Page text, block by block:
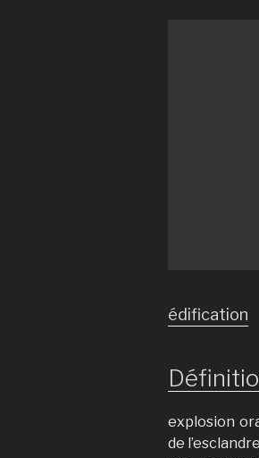
édification
explosion
de